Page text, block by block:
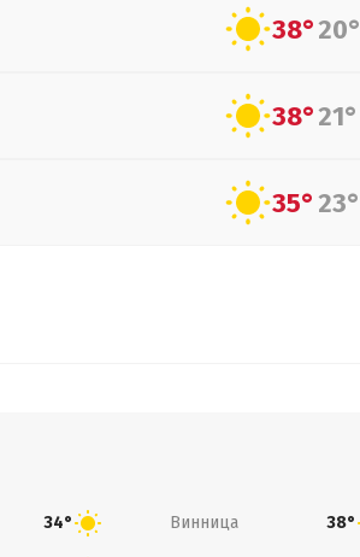
38°20°
38°21°
35°23°
34° Винница 38°